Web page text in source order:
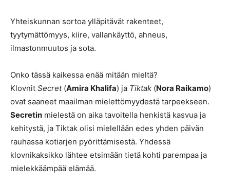
Yhteiskunnan sortoa ylläpitävät rakenteet,
tyytymättömyys, kiire, vallankäyttö, ahneus,
ilmastonmuutos ja sota.
Onko tässä kaikessa enää mitään mieltä?
Klovnit Secret(Amira Khalifa) ja Tiktak (Nora Raikamo)
ovat saaneet maailman mielettömyydestä tarpeekseen.
Secretin mielestä on aika tavoitella henkistä kasvua ja
kehitystä, ja Tiktak olisi mielellään edes yhden päivän
rauhassa kotiarjen pyörittämisestä. Yhdessä
klovnikaksikko lähtee etsimään tietä kohti parempaa ja
mielekkäämpää elämää.